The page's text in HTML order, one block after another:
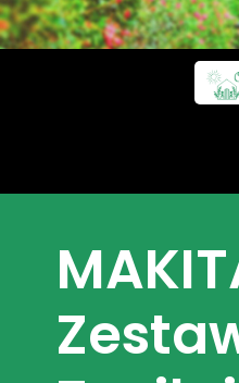
Skip
to